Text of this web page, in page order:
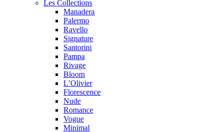
Les Collections
Manadera
Palermo
Ravello
Signature
Santorini
Pampa
Rivage
Bloom
L’Olivier
Florescence
Nude
Romance
Vogue
Minimal